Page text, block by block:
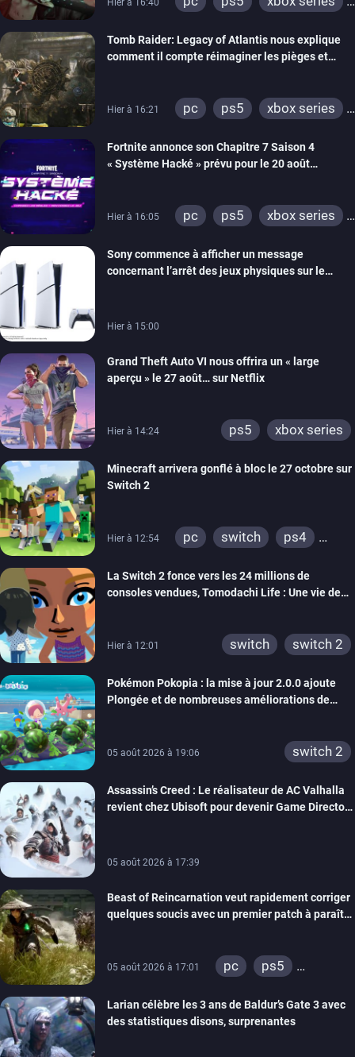
Hier à 16:40
Tomb Raider: Legacy of Atlantis nous explique
comment il compte réimaginer les pièges et
Hier à 16:21 pc ps5
xbox series
Fortnite annonce son Chapitre 7 Saison 4
« Système Hacké » prévu pour le 20 août
Hier à 16:05 pc ps5
xbox series
ps4
xbox one
switch 2
Sony commence à afficher un message
concernant l’arrêt des jeux physiques sur le
Hier à 15:00
Grand Theft Auto VI nous offrira un « large
aperçu » le 27 août… sur Netflix
Hier à 14:24 ps5 xbox series
Minecraft arrivera gonflé à bloc le 27 octobre sur
Switch 2
Hier à 12:54 pc switch
ps4
wiiu
3ds
ps3
xbox 360
switch 2
La Switch 2 fonce vers les 24 millions de
consoles vendues, Tomodachi Life : Une vie de
Hier à 12:01 switch switch 2
Pokémon Pokopia : la mise à jour 2.0.0 ajoute
Plongée et de nombreuses améliorations de
05 août 2026 à 19:06 switch 2
Assassin’s Creed : Le réalisateur de AC Valhalla
revient chez Ubisoft pour devenir Game Director
05 août 2026 à 17:39
Beast of Reincarnation veut rapidement corriger
quelques soucis avec un premier patch à paraître
05 août 2026 à 17:01 pc
ps5
Larian célèbre les 3 ans de Baldur’s Gate 3 avec
des statistiques disons, surprenantes